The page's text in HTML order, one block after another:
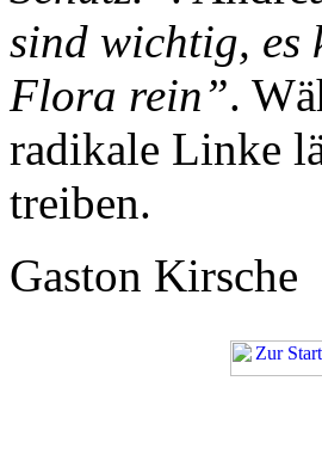
sind wichtig, es
Flora rein”.
radikale Linke
treiben.
Gaston Kirsche